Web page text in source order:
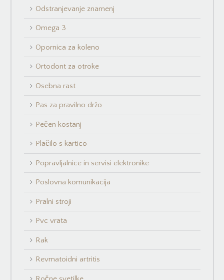
Odstranjevanje znamenj
Omega 3
Opornica za koleno
Ortodont za otroke
Osebna rast
Pas za pravilno držo
Pečen kostanj
Plačilo s kartico
Popravljalnice in servisi elektronike
Poslovna komunikacija
Pralni stroji
Pvc vrata
Rak
Revmatoidni artritis